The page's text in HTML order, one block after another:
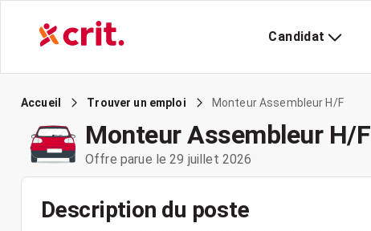
Candidat
Accueil Trouver un emploi Monteur Assembleur H/F
Monteur Assembleur H/F
Offre parue le 29 juillet 2026
Description du poste